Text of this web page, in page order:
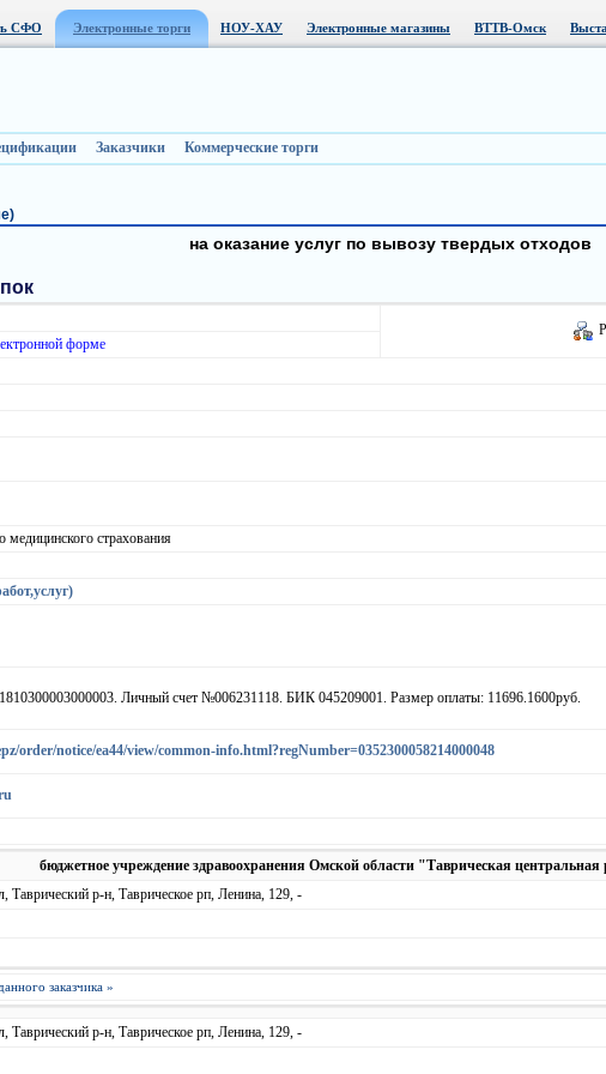
СФО Электронные торги НОУ-ХАУ Электронные магазины ВТТВ-Омск
Заказчики Коммерческие торги
на оказание услуг по вывозу твердых отходов
форме
медицинского страхования
Личный счет №006231118. БИК 045209001. Размер оплаты: 11696.1600руб.
order/notice/ea44/view/common-info.html?regNumber=0352300058214000048
бюджетное учреждение здравоохранения Омской области "Таврическая
Таврический р-н, Таврическое рп, Ленина, 129, -
заказчика »
Таврический р-н, Таврическое рп, Ленина, 129, -